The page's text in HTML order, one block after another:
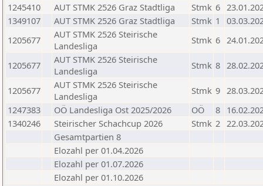
1245410
AUT STMK 2526 Graz Stadtliga Stmk 6
1349107
AUT STMK 2526 Graz Stadtliga Stmk 1
1205677
AUT STMK 2526 Steirische
Landesliga
Stmk 6
1205677
AUT STMK 2526 Steirische
Landesliga
Stmk 8
1205677
AUT STMK 2526 Steirische
Landesliga
Stmk 9
1247383
OÖ Landesliga Ost 2025/2026 OÖ 8
1340246
Steirischer Schachcup 2026 Stmk 2
Gesamtpartien 8
Elozahl per 01.04.2026
Elozahl per 01.07.2026
Elozahl per 01.10.2026